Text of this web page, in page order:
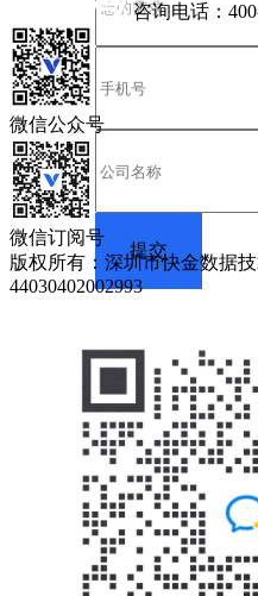
咨询电话：
微信公众号
微信订阅号
版权所有：深圳市快金数据
44030402002993